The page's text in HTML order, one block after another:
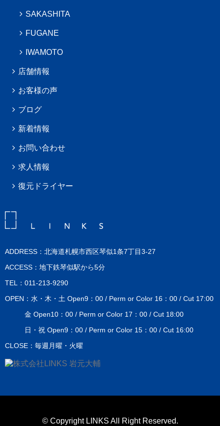
SAKASHITA
FUGANE
IWAMOTO
店舗情報
お客様の声
ブログ
新着情報
お問い合わせ
求人情報
復元ドライヤー
ADDRESS：北海道札幌市西区琴似1条7丁目3-27
ACCESS：地下鉄琴似駅から5分
TEL：011-213-9290
OPEN：水・木・土 Open9：00 / Perm or Color 16：00 / Cut 17:00
金 Open10：00 / Perm or Color 17：00 / Cut 18:00
日・祝 Open9：00 / Perm or Color 15：00 / Cut 16:00
CLOSE：毎週月曜・火曜
© Copyright LINKS All Right Reserved.